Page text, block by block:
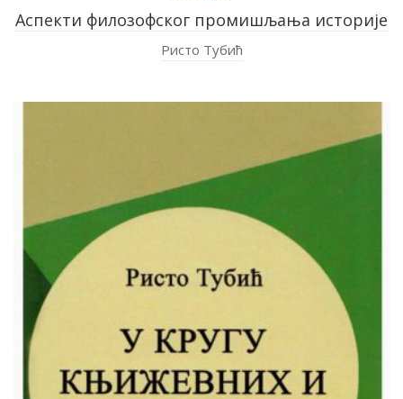
Аспекти филозофског промишљања историје
Ристо Тубић